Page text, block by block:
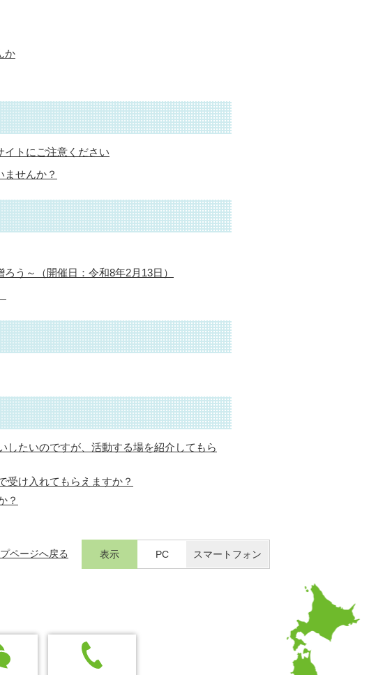
か
イトにご注意ください
ませんか？
う～（開催日：令和8年2月13日）
したいのですが、活動する場を紹介してもら
受け入れてもらえますか？
？
プページへ戻る 表示 PC スマートフォン